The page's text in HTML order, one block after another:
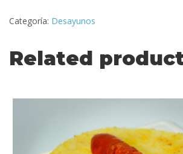
Categoría: Desayunos
Related